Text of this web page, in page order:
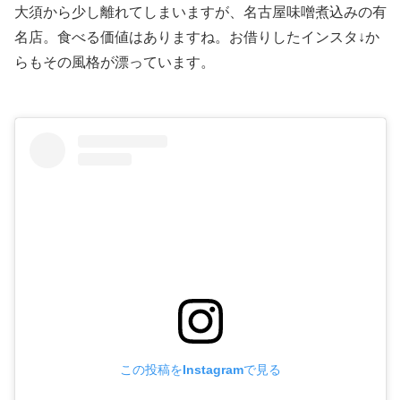
大須から少し離れてしまいますが、名古屋味噌煮込みの有
名店。食べる価値はありますね。お借りしたインスタ↓か
らもその風格が漂っています。
この投稿をInstagramで見る